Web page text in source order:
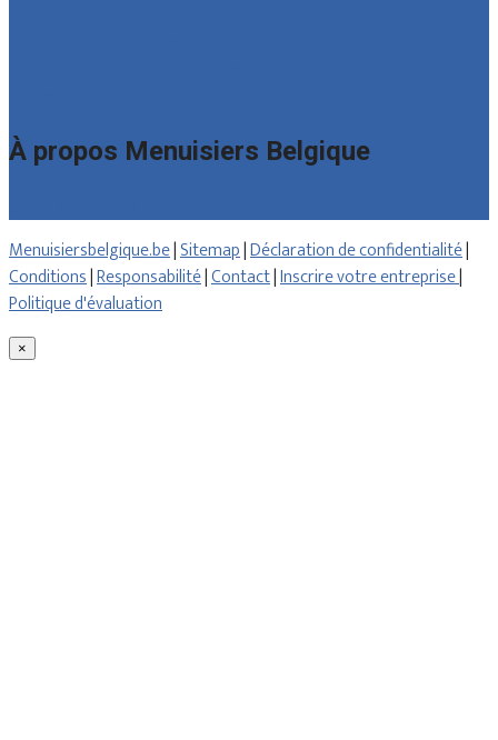
À propos Menuisiers Belgique
Menuisiersbelgique.be|Sitemap|Déclaration de confidentialité|
Conditions|Responsabilité|Contact|Inscrire votre entreprise|
Politique d'évaluation
×